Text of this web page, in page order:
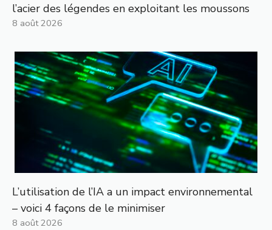
l’acier des légendes en exploitant les moussons
8 août 2026
L’utilisation de l’IA a un impact environnemental
– voici 4 façons de le minimiser
8 août 2026